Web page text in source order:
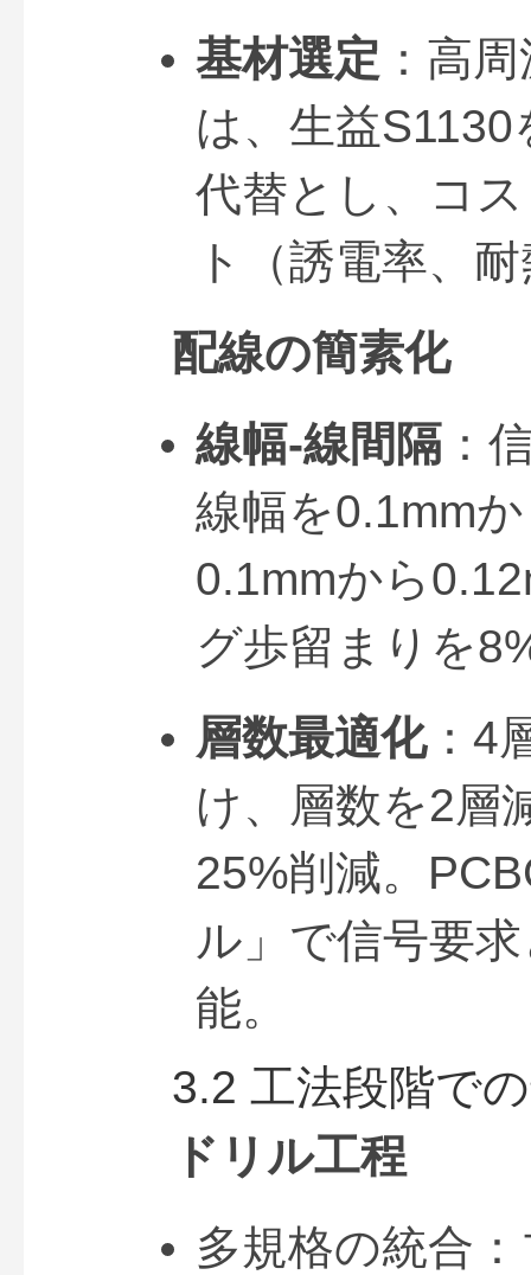
基材選定 ：高
は、生益
代替とし、コ
ト（誘電率、
配線の簡素化
線幅-線間隔 ：
線幅を0.1mm
0.1mmから
グ歩留まりを
層数最適化：4
け、層数を2層
25%削減。
ル」で信号要
能。
3.2 工法段階で
ドリル工程
多規格の統合